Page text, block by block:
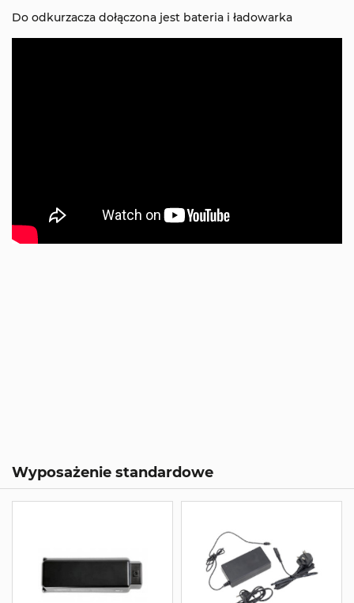
Do odkurzacza dołączona jest bateria i ładowarka
Wyposażenie standardowe